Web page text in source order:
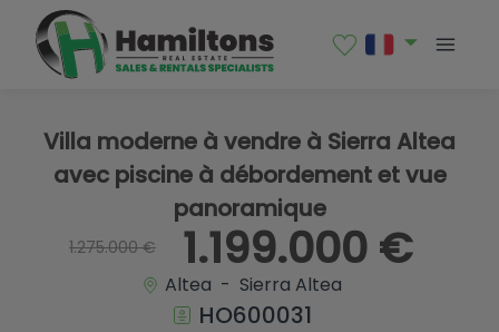
Villa moderne à vendre à Sierra Altea
avec piscine à débordement et vue
panoramique
1.275.000 € 1.199.000 €
Altea - Sierra Altea
HO600031
1 / 48